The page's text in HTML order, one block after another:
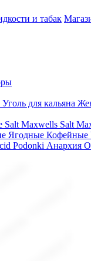
и табак
Уголь для кальяна
Salt Maxwells Salt
Ягодные Кофейные
Podonki Анархия